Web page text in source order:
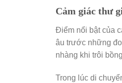
Cảm giác thư
Điểm nổi bật của
âu trước những
nhàng khi trôi
Trong lúc di